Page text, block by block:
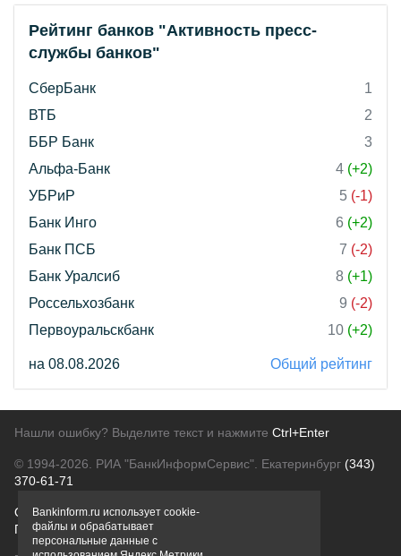
Рейтинг банков "Активность пресс-
службы банков"
СберБанк
1
ВТБ
2
ББР Банк
3
Альфа-Банк
4 (+2)
УБРиР
5 (-1)
Банк Инго
6 (+2)
Банк ПСБ
7 (-2)
Банк Уралсиб
8 (+1)
Россельхозбанк
9 (-2)
Первоуральскбанк
10 (+2)
на 08.08.2026 Общий рейтинг
Нашли ошибку? Выделите текст и нажмите Ctrl+Enter
© 1994-2026. РИА "БанкИнформСервис". Екатеринбург (343)
370-61-71
О проектеПолитика конфиденциальности
Правовая информацияДля рекламодателей
Bankinform.ru использует cookie-
файлы и обрабатывает
персональные данные с